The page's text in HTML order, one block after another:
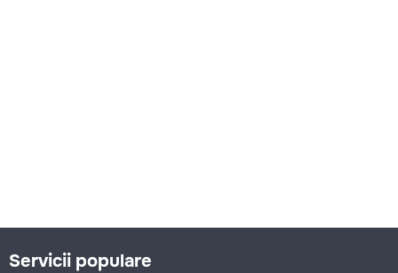
Servicii populare